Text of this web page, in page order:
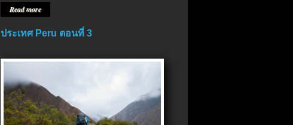
Read more
ประเทศ Peru ตอนที่ 3